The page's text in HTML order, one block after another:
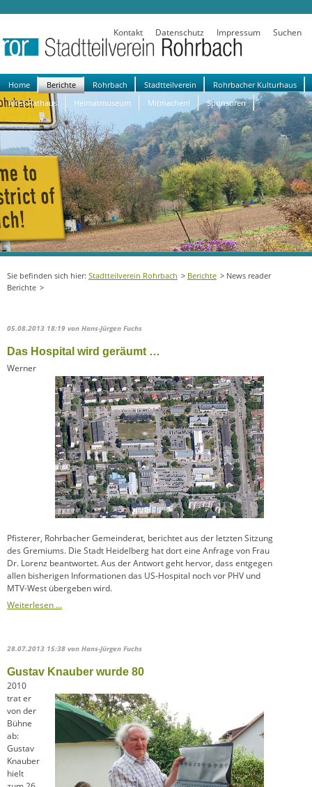
Kontakt Datenschutz Impressum Suchen
Navigation
überspringen
Home Berichte Rohrbach Stadtteilverein
Rohrbacher Kulturhaus
Altes Rathaus
Heimatmuseum Mitmachen! Sponsoren
Stadtteilverein Rohrbach Berichte
News reader
Berichte
05.08.2013 18:19 von Hans-Jürgen Fuchs
Das Hospital wird geräumt …
Werner
Pfisterer, Rohrbacher Gemeinderat, berichtet aus der letzten Sitzung
des Gremiums. Die Stadt Heidelberg hat dort eine Anfrage von Frau
Dr. Lorenz beantwortet. Aus der Antwort geht hervor, dass entgegen
allen bisherigen Informationen das US-Hospital noch vor PHV und
MTV-West übergeben wird.
Weiterlesen …
28.07.2013 15:38 von Hans-Jürgen Fuchs
Gustav Knauber wurde 80
2010
trat er
von der
Bühne
ab:
Gustav
Knauber
hielt